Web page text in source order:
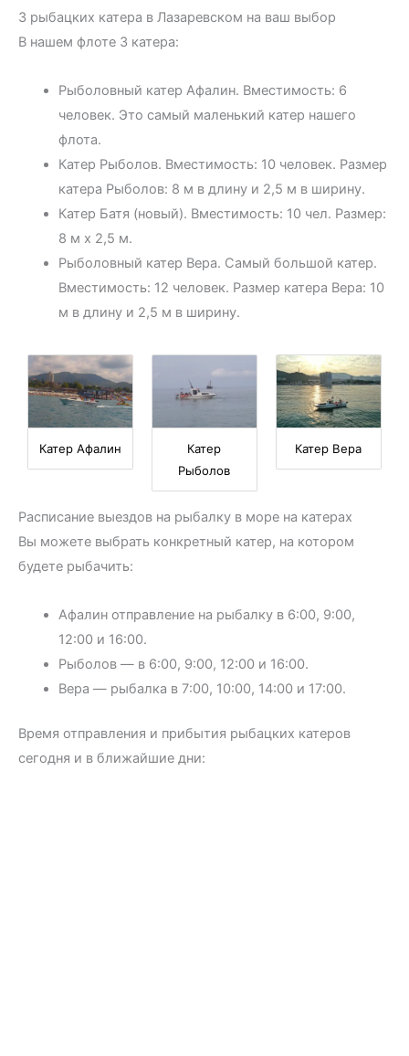
3 рыбацких катера в Лазаревском на ваш выбор
В нашем флоте 3 катера:
Рыболовный катер Афалин. Вместимость: 6
человек. Это самый маленький катер нашего
флота.
Катер Рыболов. Вместимость: 10 человек. Размер
катера Рыболов: 8 м в длину и 2,5 м в ширину.
Катер Батя (новый). Вместимость: 10 чел. Размер:
8 м х 2,5 м.
Рыболовный катер Вера. Самый большой катер.
Вместимость: 12 человек. Размер катера Вера: 10
м в длину и 2,5 м в ширину.
Катер Афалин
Катер
Рыболов
Катер Вера
Расписание выездов на рыбалку в море на катерах
Вы можете выбрать конкретный катер, на котором
будете рыбачить:
Афалин отправление на рыбалку в 6:00, 9:00,
12:00 и 16:00.
Рыболов — в 6:00, 9:00, 12:00 и 16:00.
Вера — рыбалка в 7:00, 10:00, 14:00 и 17:00.
Время отправления и прибытия рыбацких катеров
сегодня и в ближайшие дни: